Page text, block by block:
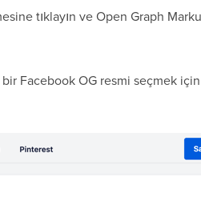
tıklayın ve Open Graph
Facebook OG resmi seçmek için